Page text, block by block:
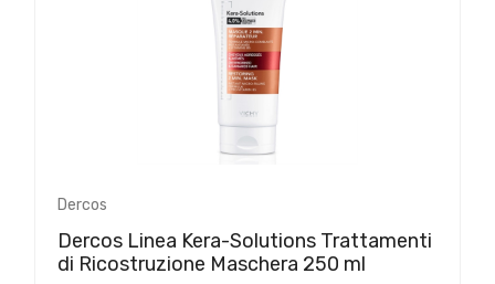
Dercos
Dercos Linea Kera-Solutions Trattamenti
di Ricostruzione Maschera 250 ml